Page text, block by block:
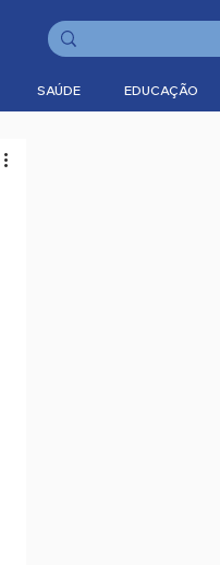
SAÚDE EDUCAÇÃO